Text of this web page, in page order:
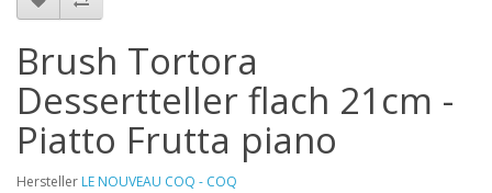
Brush Tortora
Dessertteller flach 21cm -
Piatto Frutta piano
Hersteller LE NOUVEAU COQ - COQ